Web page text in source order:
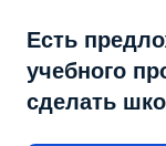
Есть
учебного
сделать